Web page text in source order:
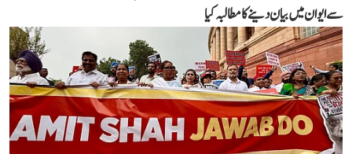
سے ایوان میں بیان دینے کا مطالبہ کیا